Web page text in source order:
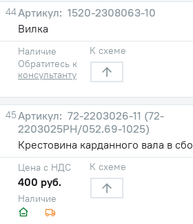
44
1520-2308063-10
Вилка
Наличие
Обратитесь к
консультанту
К схеме
45
72-2203026-11 (72-
2203025РН/052.69-1025)
Крестовина карданного вала в
Наличие
Цена с НДС
400 руб.
К схеме